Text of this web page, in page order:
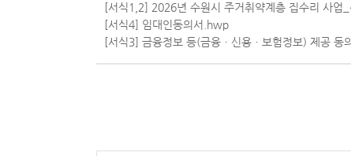
[서식1,2] 2026년 수원시 주거취약계층 집수리 사업
[서식4] 임대인동의서.hwp
[서식3] 금융정보 등(금융ㆍ신용ㆍ보험정보) 제공 동